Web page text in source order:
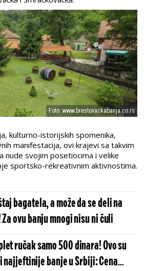
Foto: www.brestovackabanja.co.rs
kulturno-istorijskih spomenika,
manifestacija, ovi krajevi sa takvim
nude svojim posetiocima i velike
sportsko-rekreativnim aktivnostima.
bagatela, a može da se deli na
ovu banju mnogi nisu ni čuli
ručak samo 500 dinara! Ovo su
banje u Srbiji: Cena